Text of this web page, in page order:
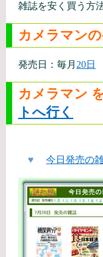
雑誌を安く買う方
カメラマンの
発売日：毎月 20日
カメラマン
トへ行く
♥ 今日発売の